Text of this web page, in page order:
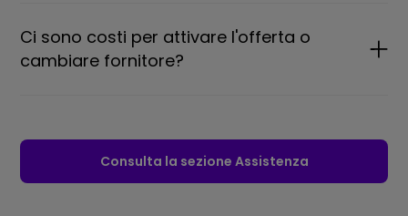
Ci sono costi per attivare l'offerta o
cambiare fornitore?
Consulta la sezione Assistenza